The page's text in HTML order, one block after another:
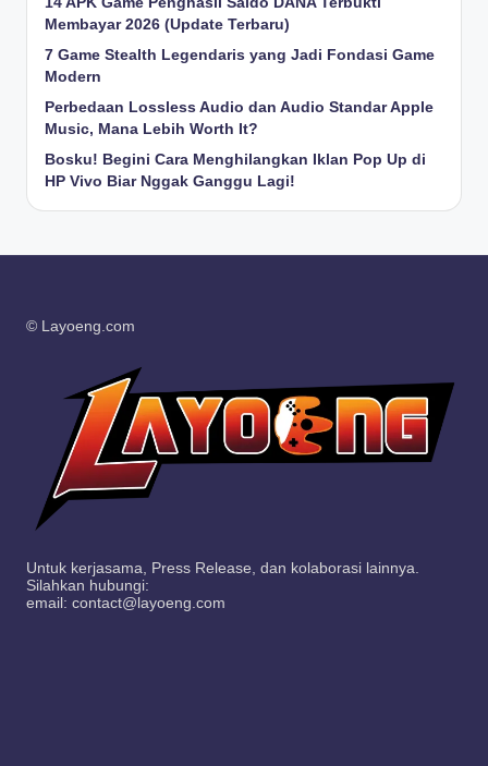
Membayar 2026 (Update Terbaru)
7 Game Stealth Legendaris yang Jadi Fondasi Game
Modern
Perbedaan Lossless Audio dan Audio Standar Apple
Music, Mana Lebih Worth It?
Bosku! Begini Cara Menghilangkan Iklan Pop Up di
HP Vivo Biar Nggak Ganggu Lagi!
© Layoeng.com
Untuk kerjasama, Press Release, dan kolaborasi lainnya.
Silahkan hubungi:
email: contact@layoeng.com